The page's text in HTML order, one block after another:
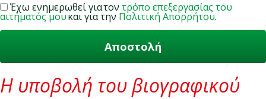
Έχω ενημερωθεί για τον τρόπο επεξεργασίας του
αιτήματός μουκαι για την Πολιτική Απορρήτου.
Η υποβολή του βιογραφικού